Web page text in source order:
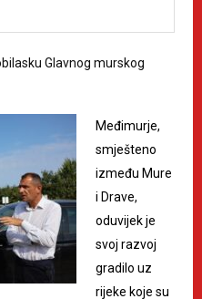
Glavnog murskog
Međimurje,
smješteno
između Mure
i Drave,
oduvijek je
svoj razvoj
gradilo uz
rijeke koje su